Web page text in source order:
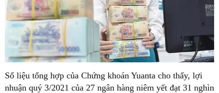
Số liệu tổng hợp của Chứng khoán Yuanta cho thấy, lợi
nhuận quý 3/2021 của 27 ngân hàng niêm yết đạt 31 nghìn